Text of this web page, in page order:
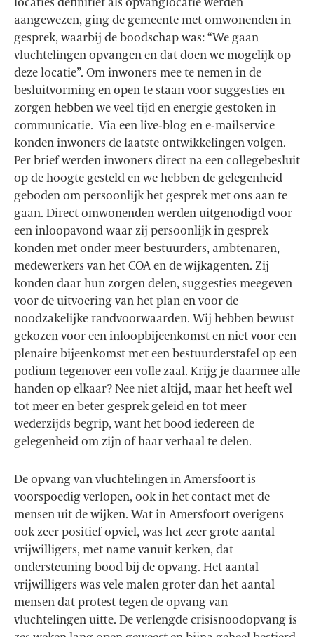
aangewezen, ging de gemeente met omwonenden in
gesprek, waarbij de boodschap was: “We gaan
vluchtelingen opvangen en dat doen we mogelijk op
deze locatie”. Om inwoners mee te nemen in de
besluitvorming en open te staan voor suggesties en
zorgen hebben we veel tijd en energie gestoken in
communicatie. Via een live-blog en e-mailservice
konden inwoners de laatste ontwikkelingen volgen.
Per brief werden inwoners direct na een collegebesluit
op de hoogte gesteld en we hebben de gelegenheid
geboden om persoonlijk het gesprek met ons aan te
gaan. Direct omwonenden werden uitgenodigd voor
een inloopavond waar zij persoonlijk in gesprek
konden met onder meer bestuurders, ambtenaren,
medewerkers van het COA en de wijkagenten. Zij
konden daar hun zorgen delen, suggesties meegeven
voor de uitvoering van het plan en voor de
noodzakelijke randvoorwaarden. Wij hebben bewust
gekozen voor een inloopbijeenkomst en niet voor een
plenaire bijeenkomst met een bestuurderstafel op een
podium tegenover een volle zaal. Krijg je daarmee alle
handen op elkaar? Nee niet altijd, maar het heeft wel
tot meer en beter gesprek geleid en tot meer
wederzijds begrip, want het bood iedereen de
gelegenheid om zijn of haar verhaal te delen.
De opvang van vluchtelingen in Amersfoort is
voorspoedig verlopen, ook in het contact met de
mensen uit de wijken. Wat in Amersfoort overigens
ook zeer positief opviel, was het zeer grote aantal
vrijwilligers, met name vanuit kerken, dat
ondersteuning bood bij de opvang. Het aantal
vrijwilligers was vele malen groter dan het aantal
mensen dat protest tegen de opvang van
vluchtelingen uitte. De verlengde crisisnoodopvang is